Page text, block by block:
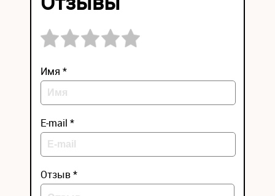
Имя *
E-mail *
Отзыв *